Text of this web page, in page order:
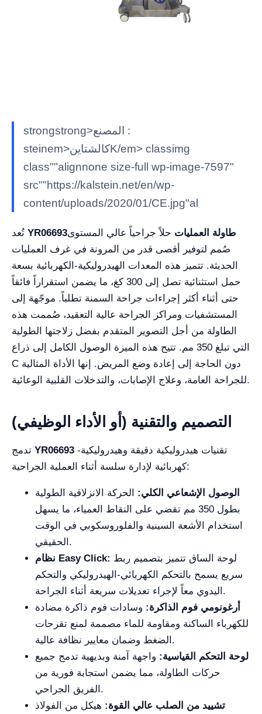
strongstrong>المصنع :
steinem>كالشتاينK/em> classimg
class""alignnone size-full wp-image-7597"
src""https://kalstein.net/en/wp-
content/uploads/2020/01/CE.jpg"al
YR06693 طاولة العمليات حلاً جراحياً عالي المستوى
صُمم لتوفير أقصى قدر من المرونة في غرف العمليات
الحديثة. تتميز هذه المعدات الهيدروليكية-الكهربائية بسعة
حمل استثنائية تصل إلى 300 كغ، ما يضمن استقراراً فائقاً
حتى أثناء أكثر إجراءات جراحة السمنة تطلباً. موجّهة إلى
المستشفيات ومراكز الجراحة عالية التعقيد، صُممت هذه
الطاولة من أجل التصوير المتقدم بفضل زلاجتها الطولية
التي تبلغ 350 مم. تتيح هذه الميزة الوصول الكامل إلى ذراع
C دون الحاجة إلى إعادة وضع المريض. إنها الأداة المثالية
للجراحة العامة، وعلاج الإصابات، والتدخلات القلبية الوعائية.
التصميم والتقنية (أو الأداء الوظيفي)
YR06693
كهربائية لإدارة سلسة أثناء العملية الجراحية:
الوصول الإشعاعي الكلي: الحركة الانزلاقية الطولية
بطول 350 مم تقضي على النقاط العمياء، ما يسهل
استخدام الأشعة السينية والفلوروسكوبي في الوقت
الحقيقي.
نظام Easy Click:
سريع يسمح بالتحكم الكهربائي-الهيدروليكي والتحكم
اليدوي معاً لإجراء تعديلات سريعة أثناء الجراحة.
أرغونومي فوم الذاكرة: وسادات فوم ذاكرة مضادة
للكهرباء الساكنة ومقاومة للماء مصممة لمنع تقرحات
الضغط وضمان معايير نظافة عالية.
لوحة التحكم القياسية: واجهة آمنة وبديهية تدمج جميع
حركات الطاولة، مما يضمن استجابة فورية من
الفريق الجراحي.
تشييد من الصلب عالي القوة: هيكل من الفولاذ